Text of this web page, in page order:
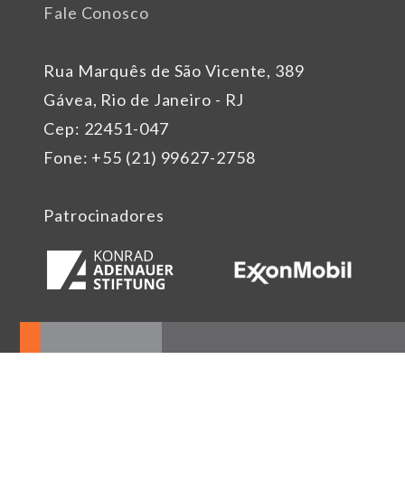
Rua Marquês de São Vicente, 389
Gávea, Rio de Janeiro - RJ
Cep: 22451-047
Fone: +55 (21) 99627-2758
Fale Conosco
Patrocinadores